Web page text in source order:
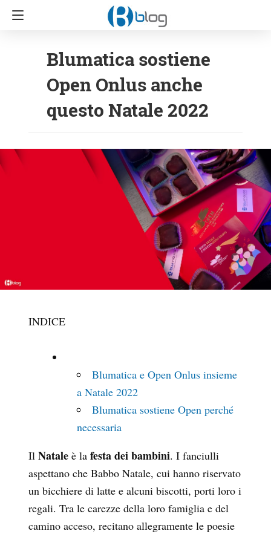
Blumatica sostiene
Open Onlus anche
questo Natale 2022
INDICE
Blumatica e Open Onlus insieme
a Natale 2022
Blumatica sostiene Open perché
necessaria
Il Natale è la festa dei bambini. I fanciulli
aspettano che Babbo Natale, cui hanno riservato
un bicchiere di latte e alcuni biscotti, porti loro i
regali. Tra le carezze della loro famiglia e del
camino acceso, recitano allegramente le poesie